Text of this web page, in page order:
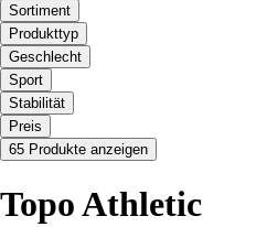
Sortiment
Produkttyp
Geschlecht
Sport
Stabilität
Preis
65 Produkte anzeigen
Topo Athletic